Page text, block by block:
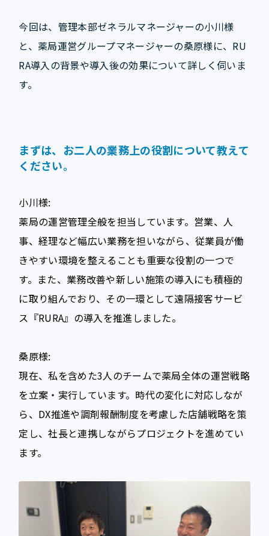
今回は、管理本部ゼネラルマネージャーの小川様
と、薬局運営グループマネージャーの桑原様に、RU
RA導入の背景や導入後の効果について詳しく伺いま
す。
まずは、お二人の業務上の役割について教えて
ください。
小川様:
薬局の運営管理全般を担当しています。営業、人
事、経理など幅広い業務を担いながら、従業員が働
きやすい環境を整えることも重要な役割の一つで
す。また、業務改善や新しい施策の導入にも積極的
に取り組んでおり、その一環として遠隔接客サービ
ス『RURA』の導入を推進しました。
桑原様:
現在、私を含めた3人のチームで薬局全体の運営戦略
を立案・実行しています。時代の変化に対応しなが
ら、DX推進や調剤報酬制度を考慮した店舗戦略を策
定し、社長と連携しながらプロジェクトを進めてい
ます。